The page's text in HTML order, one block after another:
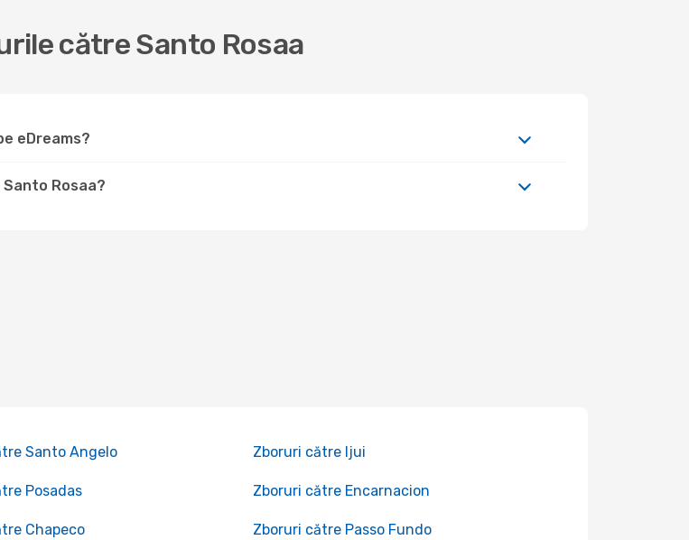
către Santo Rosaa
eDreams?
Rosaa?
Santo Angelo Zboruri către Ijui
Posadas Zboruri către Encarnacion
Chapeco Zboruri către Passo Fundo